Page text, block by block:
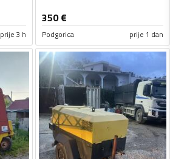
prije 3 h
350€
Podgorica prije 1 dan